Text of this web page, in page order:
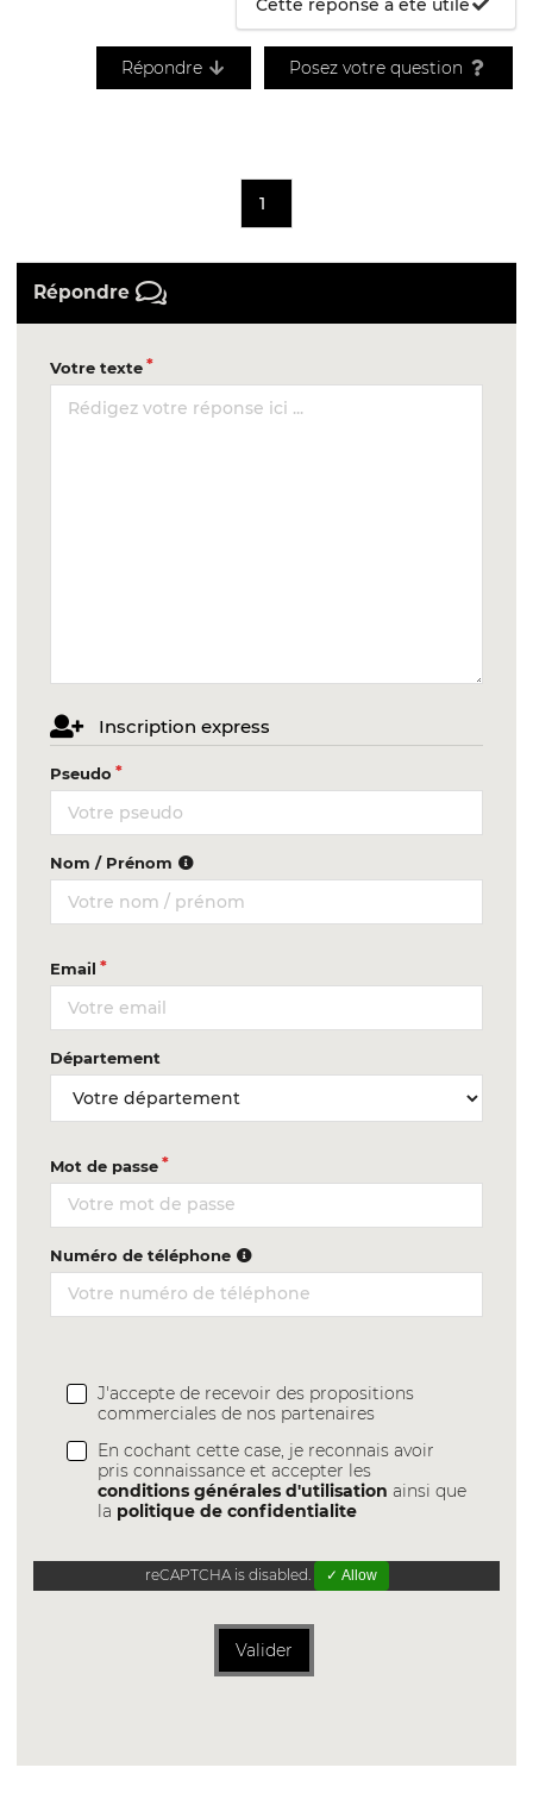
Cette réponse a été utile
Répondre Posez votre question
1
Répondre
Votre texte
Inscription express
Pseudo
Nom / Prénom
Email
Département
Mot de passe
Numéro de téléphone
J'accepte de recevoir des propositions
commerciales de nos partenaires
En cochant cette case, je reconnais avoir
pris connaissance et accepter les
conditions générales d'utilisation ainsi que
la politique de confidentialite
reCAPTCHA is disabled. ✓ Allow
Valider